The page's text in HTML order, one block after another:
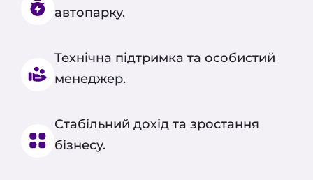
автопарку.
Технічна підтримка та особистий
менеджер.
Стабільний дохід та зростання
бізнесу.
Замовити дзвінок
Дякуємо, Ваш запит прийнято, і ми